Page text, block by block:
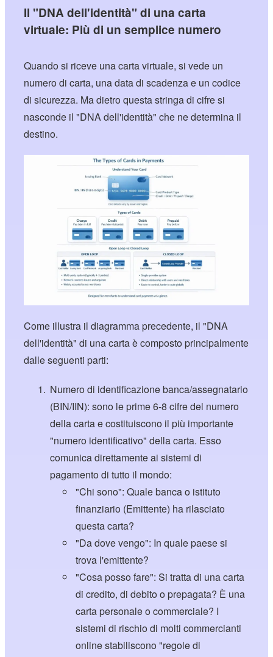
Il "DNA dell'identità" di una carta
virtuale: Più di un semplice numero
Quando si riceve una carta virtuale, si vede un
numero di carta, una data di scadenza e un codice
di sicurezza. Ma dietro questa stringa di cifre si
nasconde il "DNA dell'identità" che ne determina il
destino.
Come illustra il diagramma precedente, il "DNA
dell'identità" di una carta è composto principalmente
dalle seguenti parti:
Numero di identificazione banca/assegnatario
(BIN/IIN): sono le prime 6-8 cifre del numero
della carta e costituiscono il più importante
"numero identificativo" della carta. Esso
comunica direttamente ai sistemi di
pagamento di tutto il mondo:
"Chi sono": Quale banca o istituto
finanziario (Emittente) ha rilasciato
questa carta?
"Da dove vengo": In quale paese si
trova l'emittente?
"Cosa posso fare": Si tratta di una carta
di credito, di debito o prepagata? È una
carta personale o commerciale? I
sistemi di rischio di molti commercianti
online stabiliscono "regole di